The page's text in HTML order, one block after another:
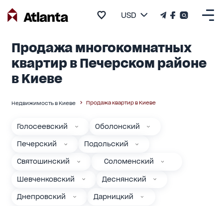
USD
Продажа многокомнатных
квартир в Печерском районе
в Киеве
Недвижимость в Киеве Продажа квартир в Киеве
Голосеевский Оболонский
Печерский Подольский
Святошинский Соломенский
Шевченковский Деснянский
Днепровский Дарницкий